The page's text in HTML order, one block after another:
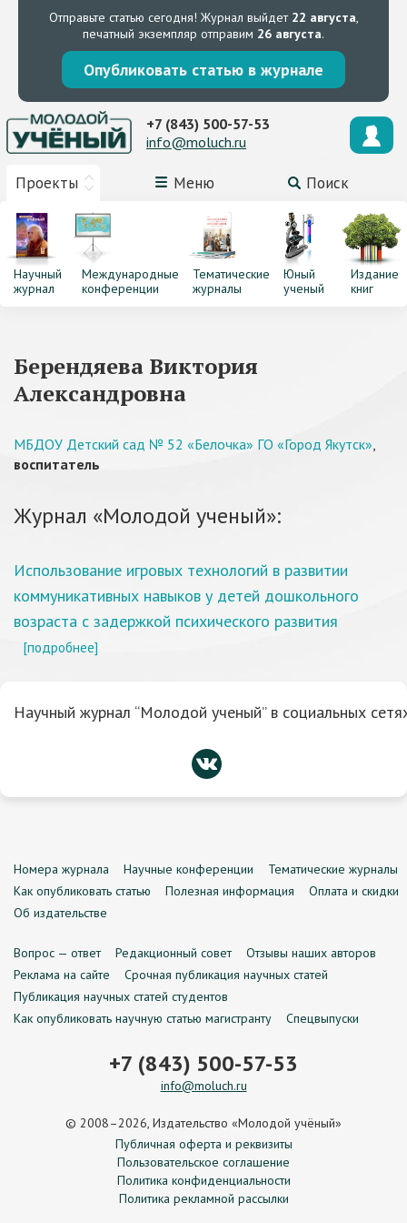
Отправьте статью сегодня! Журнал выйдет 22 августа,
печатный экземпляр отправим 26 августа.
Опубликовать статью в журнале
Проекты Меню Поиск
+7 (843) 500-57-53
info@moluch.ru
Научный
журнал
Международные
конференции
Тематические
журналы
Юный
ученый
Издание
книг
Берендяева Виктория
Александровна
МБДОУ Детский сад № 52 «Белочка» ГО «Город Якутск»,
воспитатель
Журнал «Молодой ученый»:
Использование игровых технологий в развитии
коммуникативных навыков у детей дошкольного
возраста с задержкой психического развития
[подробнее]
Научный журнал “Молодой ученый” в социальных
Номера журнала Научные конференции
Тематические журналы
Как опубликовать статью
Полезная информация
Оплата и скидки
Об издательстве
Вопрос — ответ Редакционный совет
Отзывы наших авторов
Реклама на сайте
Срочная публикация научных статей
Публикация научных статей студентов
Как опубликовать научную статью магистранту
Спецвыпуски
+7 (843) 500-57-53
info@moluch.ru
© 2008–2026, Издательство «Молодой учёный»
Публичная оферта и реквизиты
Пользовательское соглашение
Политика конфиденциальности
Политика рекламной рассылки